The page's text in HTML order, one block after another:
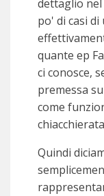
dettaglio nel
po' di casi
quante ep
ci conosce,
premessa
come
Quindi